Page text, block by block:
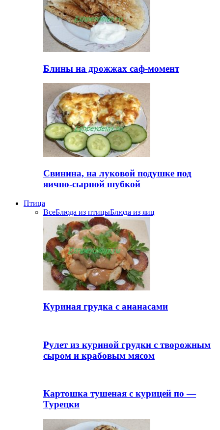
Блины на дрожжах саф-момент
Свинина, на луковой подушке под
яично-сырной шубкой
Птица
ВсеБлюда из птицыБлюда из яиц
Куриная грудка с ананасами
Рулет из куриной грудки с творожным
сыром и крабовым мясом
Картошка тушеная с курицей по —
Турецки